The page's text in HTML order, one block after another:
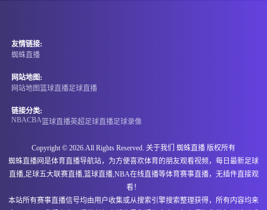
-
情报
08-08 20:00
友情链接:
蜘蛛直播
网站地图:
网站地图篮球直播足球直播
链接分类:
NBACBA篮球直播英超 足球直播足球录像
Copyright © 2026.All Rights Reserved. 关于我们 蜘蛛直播 版权所有
蜘蛛直播网是体育直播导航站，为方便喜欢体育的朋友观看视频，每日最新足球
直播,足球五大联赛直播,篮球直播,NBA在线直播等体育赛事直播，无插件直接观
看！
本站所有赛事直播信号均由用户收集或从搜索引擎搜索整理获得，所有内容均来